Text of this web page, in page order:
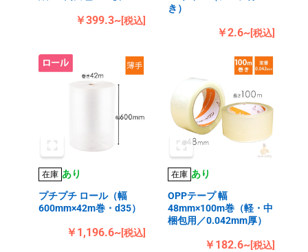
￥399.3~[税込]
き）
￥2.6~[税込]
在庫 あり
プチプチ ロール（幅
600mm×42m巻・d35）
￥1,196.6~[税込]
在庫 あり
OPPテープ 幅
48mm×100m巻（軽・中
梱包用／0.042mm厚）
￥182.6~[税込]